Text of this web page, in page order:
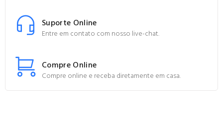
Suporte Online
Entre em contato com nosso live-chat.
Compre Online
Compre online e receba diretamente em casa.